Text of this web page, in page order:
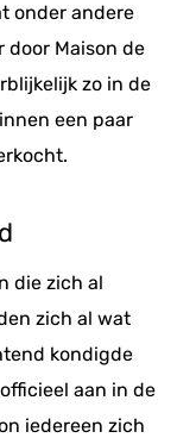
onder andere
door Maison de
zo in de
een paar
die zich al
zich al wat
kondigde
aan in de
iedereen zich